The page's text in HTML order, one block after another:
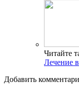
Читайте
Лечение
Добавить